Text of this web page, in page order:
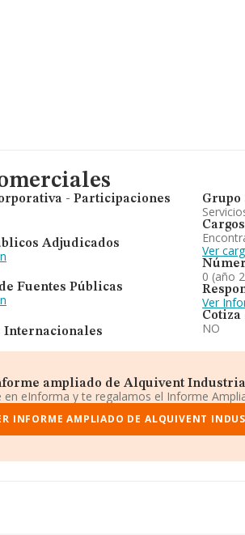
- Participaciones
Adjudicados
Fuentes Públicas
Internacionales
Grupo
Cargos
Ver
0 (año
Ver
Cotiza
NO
ampliado de Alquivent
en eInforma y te regalamos el Informe
INFORME AMPLIADO DE ALQUIVENT